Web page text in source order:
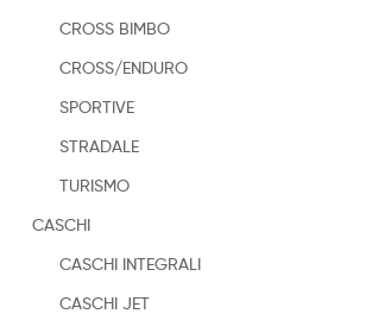
CROSS BIMBO
CROSS/ENDURO
SPORTIVE
STRADALE
TURISMO
CASCHI
CASCHI INTEGRALI
CASCHI JET